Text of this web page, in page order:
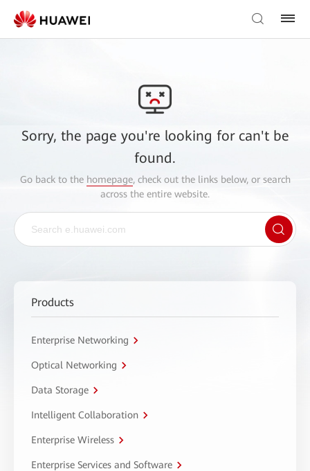
Sorry, the page you're looking for can't be
found.
Go back to the homepage, check out the links below, or search
across the entire website.
Products
Enterprise Networking
Optical Networking
Data Storage
Intelligent Collaboration
Enterprise Wireless
Enterprise Services and Software